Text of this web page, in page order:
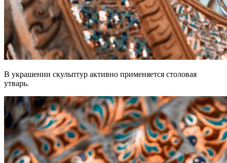
В украшении скульптур активно применяется столовая
утварь.